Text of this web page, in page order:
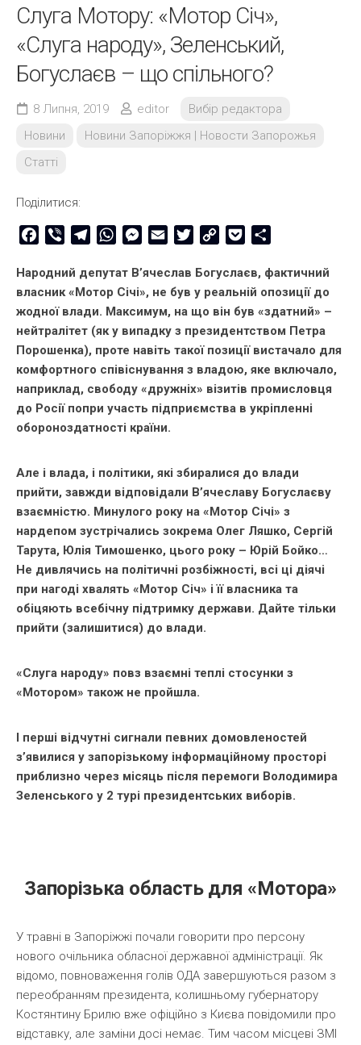
Слуга Мотору: «Мотор Січ»,
«Слуга народу», Зеленський,
Богуслаєв – що спільного?
8 Липня, 2019 editor
Вибір редактора
Новини
Новини Запоріжжя | Новости Запорожья
Статті
Поділитися:
Facebook
Viber TelegramWhatsAppMessenger
Email TwitterCopy
Pocket
Народний депутат В’ячеслав Богуслаєв, фактичний
власник «Мотор Січі», не був у реальній опозиції до
жодної влади. Максимум, на що він був «здатний» –
нейтралітет (як у випадку з президентством Петра
Порошенка), проте навіть такої позиції вистачало для
комфортного співіснування з владою, яке включало,
наприклад, свободу «дружніх» візитів промисловця
до Росії попри участь підприємства в укріпленні
обороноздатності країни.
Але і влада, і політики, які збиралися до влади
прийти, завжди відповідали В’ячеславу Богуслаєву
взаємністю. Минулого року на «Мотор Січі» з
нардепом зустрічались зокрема Олег Ляшко, Сергій
Тарута, Юлія Тимошенко, цього року – Юрій Бойко…
Не дивлячись на політичні розбіжності, всі ці діячі
при нагоді хвалять «Мотор Січ» і її власника та
обіцяють всебічну підтримку держави. Дайте тільки
прийти (залишитися) до влади.
«Слуга народу» повз взаємні теплі стосунки з
«Мотором» також не пройшла.
І перші відчутні сигнали певних домовленостей
з’явилися у запорізькому інформаційному просторі
приблизно через місяць після перемоги Володимира
Зеленського у 2 турі президентських виборів.
Запорізька область для «Мотора»
У травні в Запоріжжі почали говорити про персону
нового очільника обласної державної адміністрації. Як
відомо, повноваження голів ОДА завершуються разом з
переобранням президента, колишньому губернатору
Костянтину Брилю вже офіційно з Києва повідомили про
відставку, але заміни досі немає. Тим часом місцеві ЗМІ